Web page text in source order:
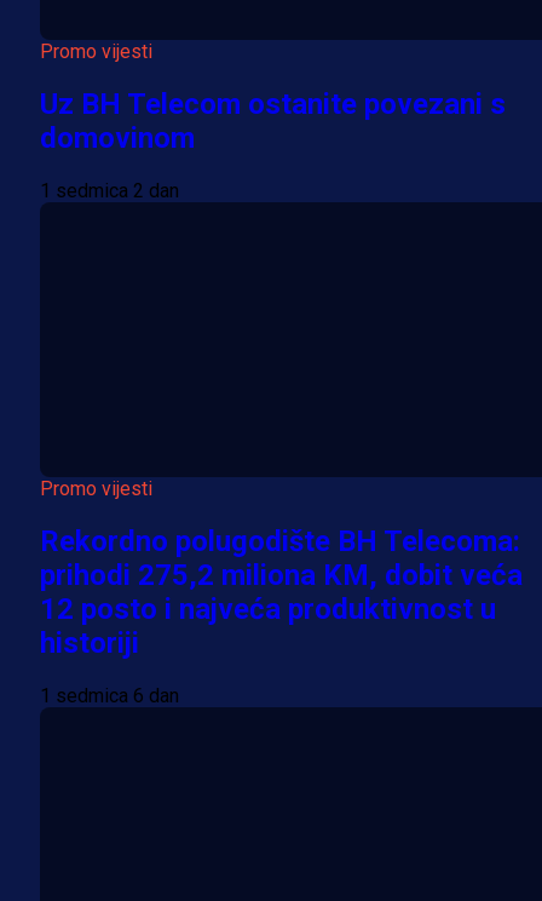
Promo vijesti
Uz BH Telecom ostanite povezani s
domovinom
1 sedmica 2 dan
Promo vijesti
Rekordno polugodište BH Telecoma:
prihodi 275,2 miliona KM, dobit veća
12 posto i najveća produktivnost u
historiji
1 sedmica 6 dan